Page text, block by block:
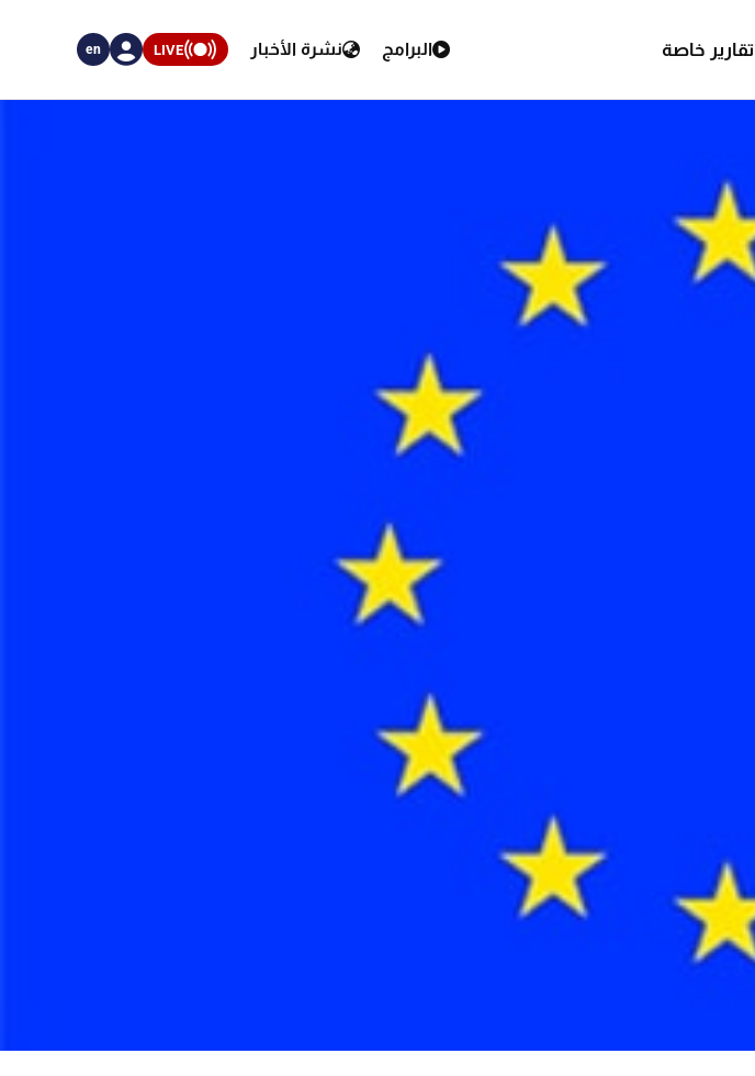
تقارير خاصة البرامج نشرة الأخبار LIVE
en